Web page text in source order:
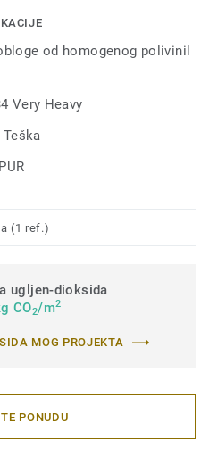
od homogenog polivinil
Very Heavy
Teška
(1 ref.)
ugljen-dioksida
CO2/m2
MOG PROJEKTA
PONUDU